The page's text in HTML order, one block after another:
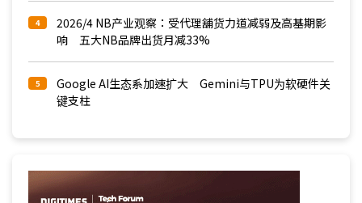
4
2026/4 NB产业观察：受代理舖货力道减弱及高基期影
响 五大NB品牌出货月减33%
5
Google AI生态系加速扩大 Gemini与TPU为软硬件关
键支柱